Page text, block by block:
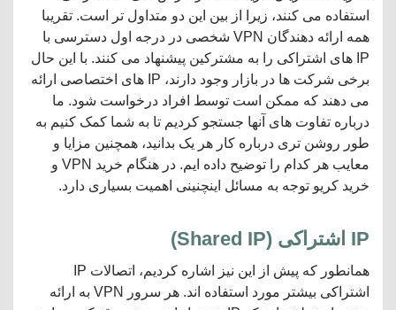
استفاده می کنند، زیرا از بین این دو متداول تر است. تقریبا
همه ارائه دهندگان VPN شخصی در درجه اول دسترسی با
IP های اشتراکی را به مشترکین پیشنهاد می کنند. با این حال
برخی شرکت ها در بازار وجود دارند، IP های اختصاصی ارائه
می دهند که ممکن است توسط افراد درخواست شود. ما
درباره تفاوت های آنها جستجو کردیم تا به شما کمک کنیم به
طور روشن تری درباره کار هر یک بدانید، همچنین مزایا و
معایب هر کدام را توضیح داده ایم. در هنگام خرید VPN و
خرید کریو توجه به مسائل اینچنینی اهمیت بسیاری دارد.
IP اشتراکی (
Shared IP
)
همانطور که پیش از این نیز اشاره کردیم، اتصالات IP
اشتراکی بیشتر مورد استفاده اند. هر سرور VPN به ارائه